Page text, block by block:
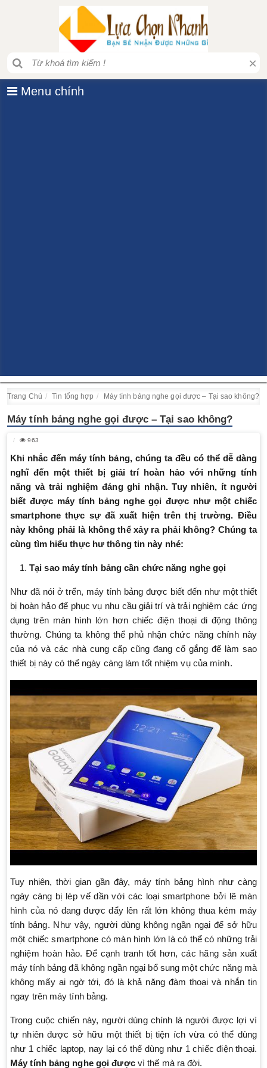
×
Menu chính
Trang Chủ Tin tổng hợp Máy tính bảng nghe gọi được – Tại sao không?
Máy tính bảng nghe gọi được – Tại sao không?
963
Khi nhắc đến máy tính bảng, chúng ta đều có thể dễ dàng
nghĩ đến một thiết bị giải trí hoàn hảo với những tính
năng và trải nghiệm đáng ghi nhận. Tuy nhiên, ít người
biết được máy tính bảng nghe gọi được như một chiếc
smartphone thực sự đã xuất hiện trên thị trường. Điều
này không phải là không thể xảy ra phải không? Chúng ta
cùng tìm hiểu thực hư thông tin này nhé:
Tại sao máy tính bảng cần chức năng nghe gọi
Như đã nói ở trển, máy tính bảng được biết đến như một thiết
bị hoàn hảo để phục vụ nhu cầu giải trí và trải nghiệm các ứng
dụng trên màn hình lớn hơn chiếc điện thoại di động thông
thường. Chúng ta không thể phủ nhận chức năng chính này
của nó và các nhà cung cấp cũng đang cố gắng để làm sao
thiết bị này có thể ngày càng làm tốt nhiệm vụ của mình.
Tuy nhiên, thời gian gần đây, máy tính bảng hình như càng
ngày càng bị lép vế dần với các loại smartphone bởi lẽ màn
hình của nó đang được đẩy lên rất lớn không thua kém máy
tính bảng. Như vậy, người dùng không ngần ngại để sở hữu
một chiếc smartphone có màn hình lớn là có thể có những trải
nghiệm hoàn hảo. Để cạnh tranh tốt hơn, các hãng sản xuất
máy tính bảng đã không ngần ngại bổ sung một chức năng mà
không mấy ai ngờ tới, đó là khả năng đàm thoại và nhắn tin
ngay trên máy tính bảng.
Trong cuộc chiến này, người dùng chính là người được lợi vì
tự nhiên được sở hữu một thiết bị tiện ích vừa có thể dùng
như 1 chiếc laptop, nay lại có thể dùng như 1 chiếc điện thoại.
Máy tính bảng nghe gọi đượcvì thế mà ra đời.